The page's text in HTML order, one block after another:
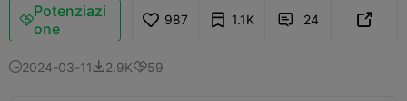
Potenziazi
one
987 1.1K  24 
2024-03-112.9K59